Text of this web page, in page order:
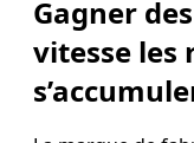
Gagner
vitesse les